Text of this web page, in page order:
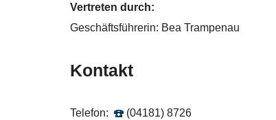
Vertreten durch:
Geschäftsführerin: Bea Trampenau
Kontakt
Telefon:
(04181) 8726